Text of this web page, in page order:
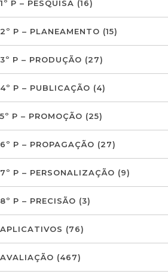
1º P – PESQUISA (16)
2º P – PLANEAMENTO (15)
3º P – PRODUÇÃO (27)
4º P – PUBLICAÇÃO (4)
5º P – PROMOÇÃO (25)
6º P – PROPAGAÇÃO (27)
7º P – PERSONALIZAÇÃO (9)
8º P – PRECISÃO (3)
APLICATIVOS (76)
AVALIAÇÃO (467)